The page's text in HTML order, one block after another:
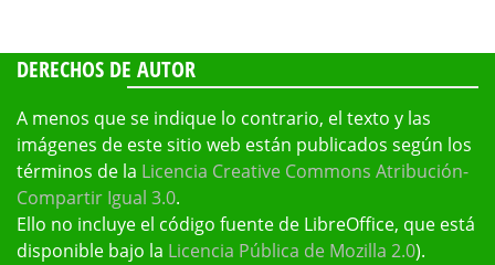
DERECHOS DE AUTOR
A menos que se indique lo contrario, el texto y las
imágenes de este sitio web están publicados según los
términos de la Licencia Creative Commons Atribución-
Compartir Igual 3.0.
Ello no incluye el código fuente de LibreOffice, que está
disponible bajo la Licencia Pública de Mozilla 2.0).